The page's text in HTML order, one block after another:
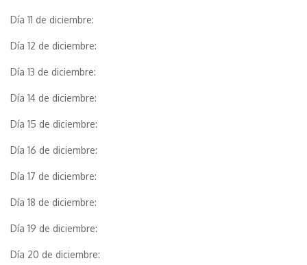
Día 11 de diciembre:
Día 12 de diciembre:
Día 13 de diciembre:
Día 14 de diciembre:
Día 15 de diciembre:
Día 16 de diciembre:
Día 17 de diciembre:
Día 18 de diciembre:
Día 19 de diciembre:
Día 20 de diciembre: